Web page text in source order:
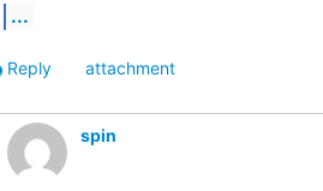
...
Reply
attachment
spin